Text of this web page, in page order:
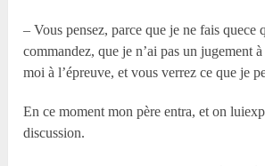
– Vous pensez, parce que je ne fais quece
commandez, que je n’ai pas un jugement
moi à l’épreuve, et vous verrez ce que je
En ce moment mon père entra, et on
discussion.